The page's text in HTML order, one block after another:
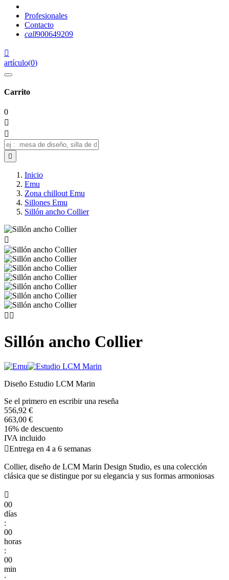
Profesionales
Contacto
call900649209

artículo(0)
Carrito
0



Inicio
Emu
Zona chillout Emu
Sillones Emu
Sillón ancho Collier

 
Sillón ancho Collier
Diseño Estudio LCM Marin
Se el primero en escribir una reseña
556,92 €
663,00 €
16% de descuento
IVA incluido
Entrega en 4 a 6 semanas
Collier, diseño de LCM Marin Design Studio, es una colección
clásica que se distingue por su elegancia y sus formas armoniosas

00
días
:
00
horas
:
00
min
: